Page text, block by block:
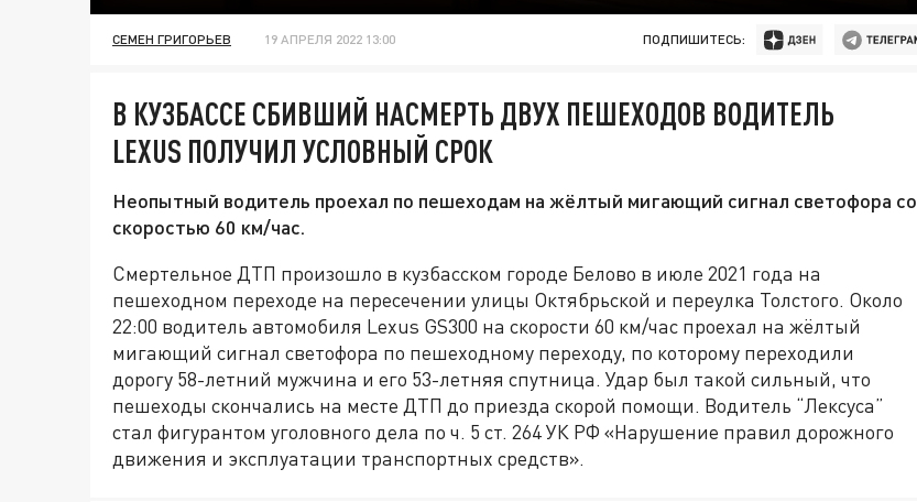
СЕМЕН ГРИГОРЬЕВ 19 АПРЕЛЯ 2022 13:00 ПОДПИШИТЕСЬ:
В КУЗБАССЕ СБИВШИЙ НАСМЕРТЬ ДВУХ ПЕШЕХОДОВ ВОДИТЕЛЬ
LEXUS ПОЛУЧИЛ УСЛОВНЫЙ СРОК
Неопытный водитель проехал по пешеходам на жёлтый мигающий сигнал светофора со
скоростью 60 км/час.
Смертельное ДТП произошло в кузбасском городе Белово в июле 2021 года на
пешеходном переходе на пересечении улицы Октябрьской и переулка Толстого. Около
22:00 водитель автомобиля Lexus GS300 на скорости 60 км/час проехал на жёлтый
мигающий сигнал светофора по пешеходному переходу, по которому переходили
дорогу 58-летний мужчина и его 53-летняя спутница. Удар был такой сильный, что
пешеходы скончались на месте ДТП до приезда скорой помощи. Водитель “Лексуса”
стал фигурантом уголовного дела по ч. 5 ст. 264 УК РФ «Нарушение правил дорожного
движения и эксплуатации транспортных средств».